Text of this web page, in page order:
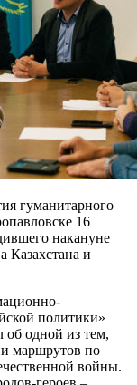
гуманитарного
16
накануне
Казахстана и
политики»
об одной из тем,
маршрутов по
войны.